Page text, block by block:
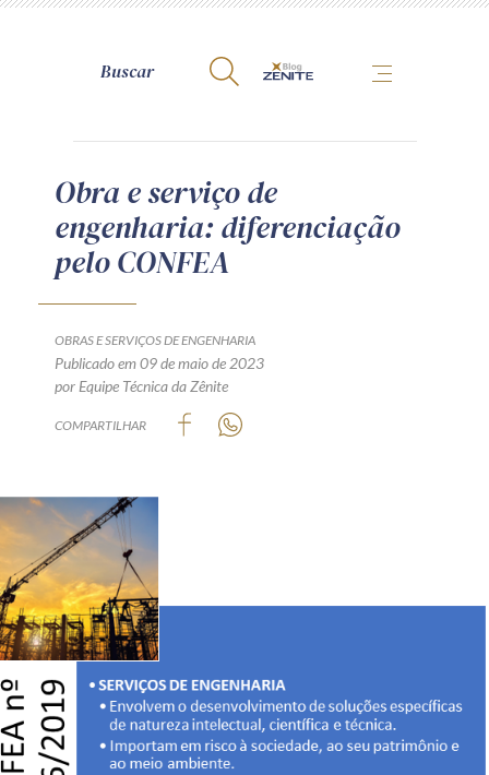
A Zênite
Como publicar conosco
Site da Zênite
Termos de uso
Política de Privacidade
Guia de Direitos dos Titulares de Dados
Encarregado (contato)
Produtos e serviços
Zênite Play
Capacitação
Obra e serviço de
engenharia: diferenciação
pelo CONFEA
OBRAS E SERVIÇOS DE ENGENHARIA
Publicado em 09 de maio de 2023
por Equipe Técnica da Zênite
COMPARTILHAR